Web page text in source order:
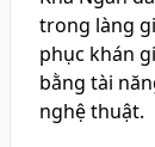
trong làng
phục khán
bằng tài
nghệ thuật.